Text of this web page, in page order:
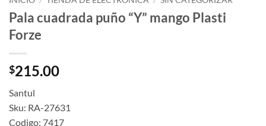
Pala cuadrada puño “Y” mango Plasti
Forze
$215.00
Santul
Sku: RA-27631
Codigo: 7417